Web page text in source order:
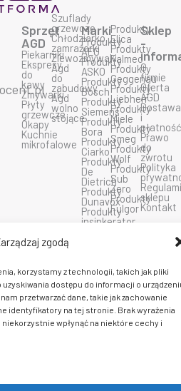
zgodą
korzystamy z technologii, takich jak pliki
dostępu do informacji o
przetwarzać dane, takie jak zachowanie
identyfikatory na tej stronie. Brak wyrażenia
wpłynąć na niektóre cechy i
Sprzęt
AGD
Piekarniki
Ekspresy
do
kawy
Zmywarki
Płyty
grzewcze
Okapy
Kuchnie
mikrofalowe
Szuflady
grzewcze
Chłodziarko
zamrażarki
Zlewozmywaki
Agd
do
zabudowy
Agd
wolno
stojące
Marki
Produkty
AEG
Produkty
ASKO
Produkty
Bosch
Produkty
Siemens
Produkty
Bora
Produkty
Ciarko
Produkty
De
Dietrich
Produkty
Dunavox
Produkty
insinkerator
Produkty
Elica
Produkty
Falmec
Produkty
Geggenau
Produkty
Liebherr
Produkty
Miele
Produkty
Smeg
Produkty
Wolf
Produkty
Sub
Zero
Produkty
Fulgor
Sklep
-
O
firmie
Oferta
AGD
Dostawa
i
Prawo
do
zwrotu
Polityka
sklepu
Kontakt
Wszelkie prawa zastrzeżone.